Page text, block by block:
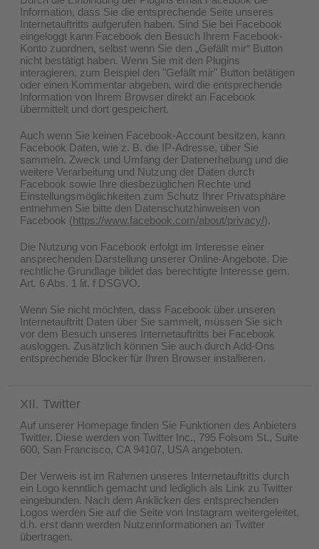
Information, dass Sie die entsprechende Seite unseres
Internetauftritts aufgerufen haben. Sind Sie bei Facebook
eingeloggt kann Facebook den Besuch Ihrem Facebook-
Konto zuordnen, selbst wenn Sie den „Gefällt mir“ Button
nicht bestätigt haben. Wenn Sie mit den Plugins
interagieren, zum Beispiel den "Gefällt mir" Button betätigen
oder einen Kommentar abgeben, wird die entsprechende
Information von Ihrem Browser direkt an Facebook
übermittelt und dort gespeichert.
Auch wenn Sie keinen Facebook-Account besitzen, kann
Facebook Daten, wie z. B. die IP-Adresse, über Sie
sammeln. Zweck und Umfang der Datenerhebung und die
weitere Verarbeitung und Nutzung der Daten durch
Facebook sowie Ihre diesbezüglichen Rechte und
Einstellungsmöglichkeiten zum Schutz Ihrer Privatsphäre
entnehmen Sie bitte den Datenschutzhinweisen von
Facebook (https://www.facebook.com/about/privacy/).
Die Nutzung von Facebook erfolgt im Interesse einer
ansprechenden Darstellung unserer Online-Angebote. Die
rechtliche Grundlage bildet das berechtigte Interesse gem.
Art. 6 Abs. 1 lit. f DSGVO.
Wenn Sie nicht möchten, dass Facebook über unseren
Internetauftritt Daten über Sie sammelt, müssen Sie sich
vor dem Besuch unseres Internetauftritts bei Facebook
ausloggen. Zusätzlich können Sie auch durch Add-Ons
entsprechende Blocker für Ihren Browser installieren.
XII. Twitter
Auf unserer Homepage finden Sie Funktionen des Anbieters
Twitter. Diese werden von Twitter Inc., 795 Folsom St., Suite
600, San Francisco, CA 94107, USA angeboten.
Der Verweis ist im Rahmen unseres Internetauftritts durch
ein Logo kenntlich gemacht und lediglich als Link zu Twitter
eingebunden. Nach dem Anklicken des entsprechenden
Logos werden Sie auf die Seite von Instagram weitergeleitet,
d.h. erst dann werden Nutzerinformationen an Twitter
übertragen.